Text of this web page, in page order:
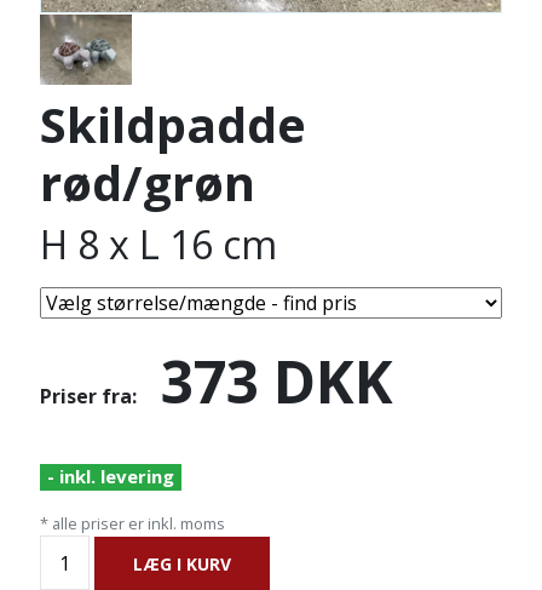
Skildpadde
rød/grøn
H 8 x L 16 cm
Priser fra: 373 DKK
- inkl. levering
* alle priser er inkl. moms
LÆG I KURV